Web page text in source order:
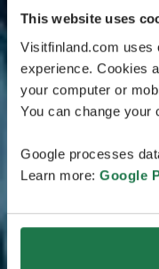
This website uses
Visitfinland.com uses
experience. Cookies
your computer or
You can change your
Google processes
Learn more: Google